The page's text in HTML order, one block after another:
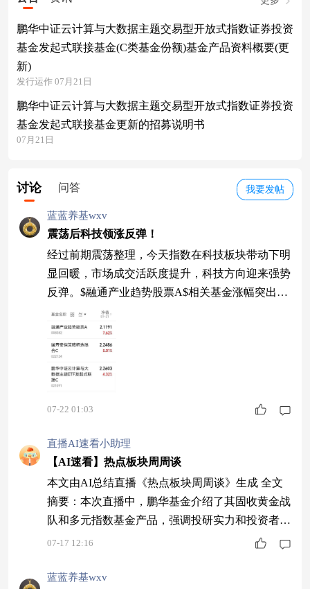
鹏华中证云计算与大数据主题交易型开放式指数证券投资
基金发起式联接基金(C类基金份额)基金产品资料概要(更
新)
发行运作 07月21日
鹏华中证云计算与大数据主题交易型开放式指数证券投资
基金发起式联接基金更新的招募说明书
07月21日
我要发帖
讨论 问答
蓝蓝养基wxv
震荡后科技领涨反弹！
经过前期震荡整理，今天指数在科技板块带动下明
显回暖，市场成交活跃度提升，科技方向迎来强势
反弹。$融通产业趋势股票A$相关基金涨幅突出，
上涨 7.62%。AI 算力需求持续旺盛、国产替代加
速推进，芯片赛道景气逻辑不变，本轮反弹力度强
劲，后市依然值得期待。 $国寿安保策略精选混合
C$ $鹏华中证云计算与大数据主题ETF发起式联接
C$
07-22 01:03
直播AI速看小助理
【AI速看】热点板块周周谈
本文由AI总结直播《热点板块周周谈》生成 全文
摘要：本次直播中，鹏华基金介绍了其固收黄金战
队和多元指数基金产品，强调投研实力和投资者教
育。嘉宾分析了当前市场调整，指出科技板块回调
选择板块。防御性板块如煤炭、银行表现突出，军
07-17 12:16
蓝蓝养基wxv